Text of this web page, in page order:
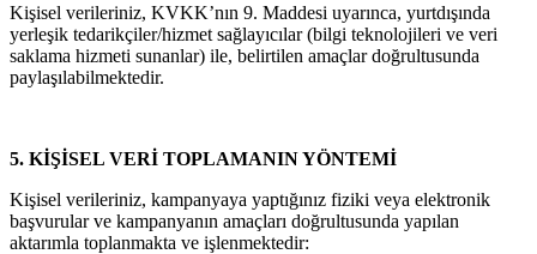
Kişisel verileriniz, KVKK’nın 9. Maddesi uyarınca, yurtdışında
yerleşik tedarikçiler/hizmet sağlayıcılar (bilgi teknolojileri ve veri
saklama hizmeti sunanlar) ile, belirtilen amaçlar doğrultusunda
paylaşılabilmektedir.
5. KİŞİSEL VERİ TOPLAMANIN YÖNTEMİ
Kişisel verileriniz, kampanyaya yaptığınız fiziki veya elektronik
başvurular ve kampanyanın amaçları doğrultusunda yapılan
aktarımla toplanmakta ve işlenmektedir: